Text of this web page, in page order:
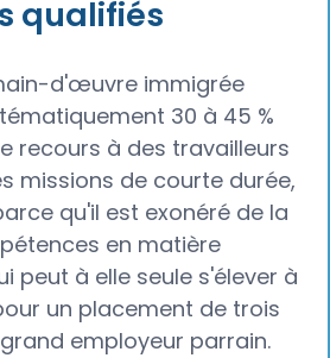
qualifiés
d'œuvre immigrée
30 à 45 %
recours à des travailleurs
missions de courte durée,
qu'il est exonéré de la
en matière
peut à elle seule s'élever à
un placement de trois
employeur parrain.